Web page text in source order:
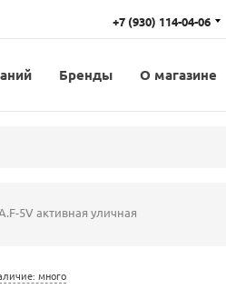
+7 (930) 114-04-06
Бренды О магазине
5V активная уличная
много